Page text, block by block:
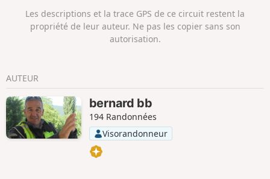
les années 1870 offrant tout du long des
vues sur le Var. La partie entre la balise 296
et l'arrivée est réservée aux randonneurs
Les descriptions et la trace GPS de ce circuit restent la
propriété de leur auteur. Ne pas les copier sans son
autorisation.
AUTEUR
bernard bb
194 Randonnées
Visorandonneur